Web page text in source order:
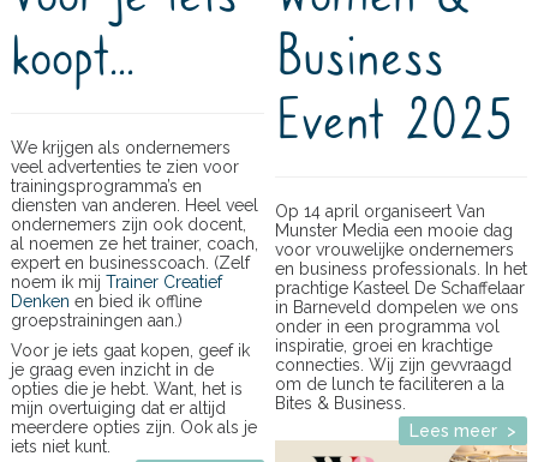
koopt...
We krijgen als ondernemers
veel advertenties te zien voor
trainingsprogramma’s en
diensten van anderen. Heel veel
ondernemers zijn ook docent,
al noemen ze het trainer, coach,
expert en businesscoach. (Zelf
noem ik mij Trainer Creatief
Denken en bied ik offline
groepstrainingen aan.)
Voor je iets gaat kopen, geef ik
je graag even inzicht in de
opties die je hebt. Want, het is
mijn overtuiging dat er altijd
meerdere opties zijn. Ook als je
iets niet kunt.
Business
Event 2025
Op 14 april organiseert Van
Munster Media een mooie dag
voor vrouwelijke ondernemers
en business professionals. In het
prachtige Kasteel De Schaffelaar
in Barneveld dompelen we ons
onder in een programma vol
inspiratie, groei en krachtige
connecties. Wij zijn gevvraagd
om de lunch te faciliteren a la
Bites & Business.
Lees meer >